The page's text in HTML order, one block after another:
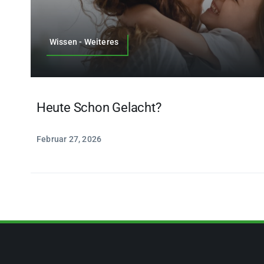
Wissen - Weiteres
Heute Schon Gelacht?
Februar 27, 2026